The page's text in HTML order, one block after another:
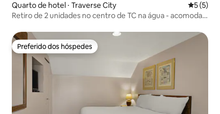
Quarto de hotel ⋅ Traverse City 5 de
5 (5)
Retiro de 2 unidades no centro de TC na água - acomoda
Preferido dos hóspedes
Preferido dos hóspedes